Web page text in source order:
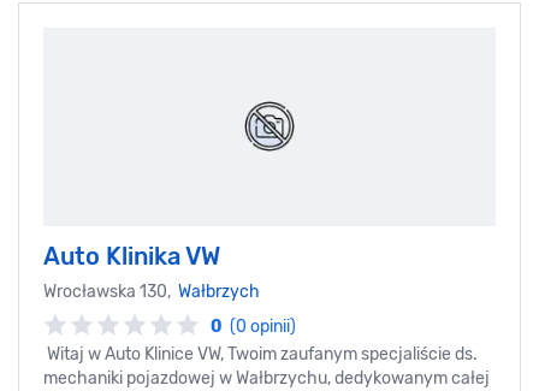
Auto Klinika VW
Wrocławska 130, Wałbrzych
0 (0 opinii)
Witaj w Auto Klinice VW, Twoim zaufanym specjaliście ds.
mechaniki pojazdowej w Wałbrzychu, dedykowanym całej